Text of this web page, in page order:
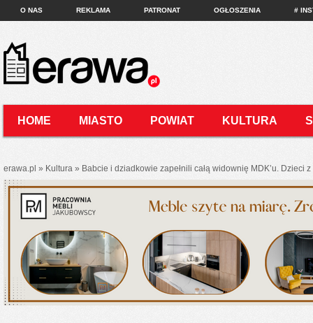
O NAS REKLAMA PATRONAT OGŁOSZENIA #
HOME MIASTO POWIAT KULTURA
erawa.pl » Kultura » Babcie i dziadkowie zapełnili całą widownię MDK’u.